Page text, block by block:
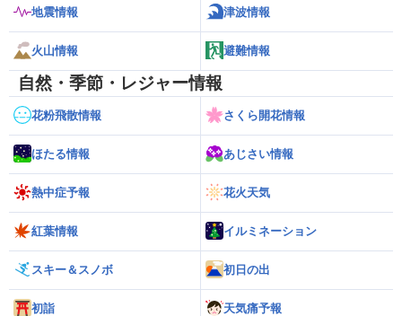
地震情報 津波情報
火山情報 避難情報
自然・季節・レジャー情報
花粉飛散情報 さくら開花情報
ほたる情報 あじさい情報
熱中症予報 花火天気
紅葉情報 イルミネーション
スキー＆スノボ 初日の出
初詣 天気痛予報